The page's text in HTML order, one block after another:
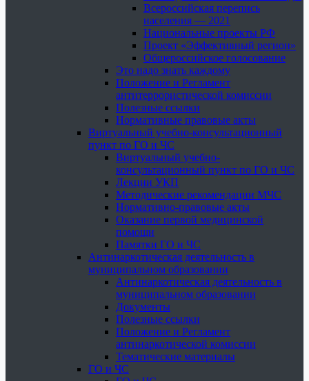
Всероссийская перепись
населения — 2021
Национальные проекты РФ
Проект «Эффективный регион»
Общероссийское голосование
Это надо знать каждому
Положение и Регламент
антитеррористической комиссии
Полезные ссылки
Нормативные правовые акты
Виртуальный учебно-консультационный
пункт по ГО и ЧС
Виртуальный учебно-
консультационный пункт по ГО и ЧС
Лекции УКП
Методические рекомендации МЧС
Нормативно-правовые акты
Оказание первой медицинской
помощи
Памятки ГО и ЧС
Антинаркотическая деятельность в
муниципальном образовании
Антинаркотическая деятельность в
муниципальном образовании
Документы
Полезные ссылки
Положение и Регламент
антинаркотической комиссии
Тематические материалы
ГО и ЧС